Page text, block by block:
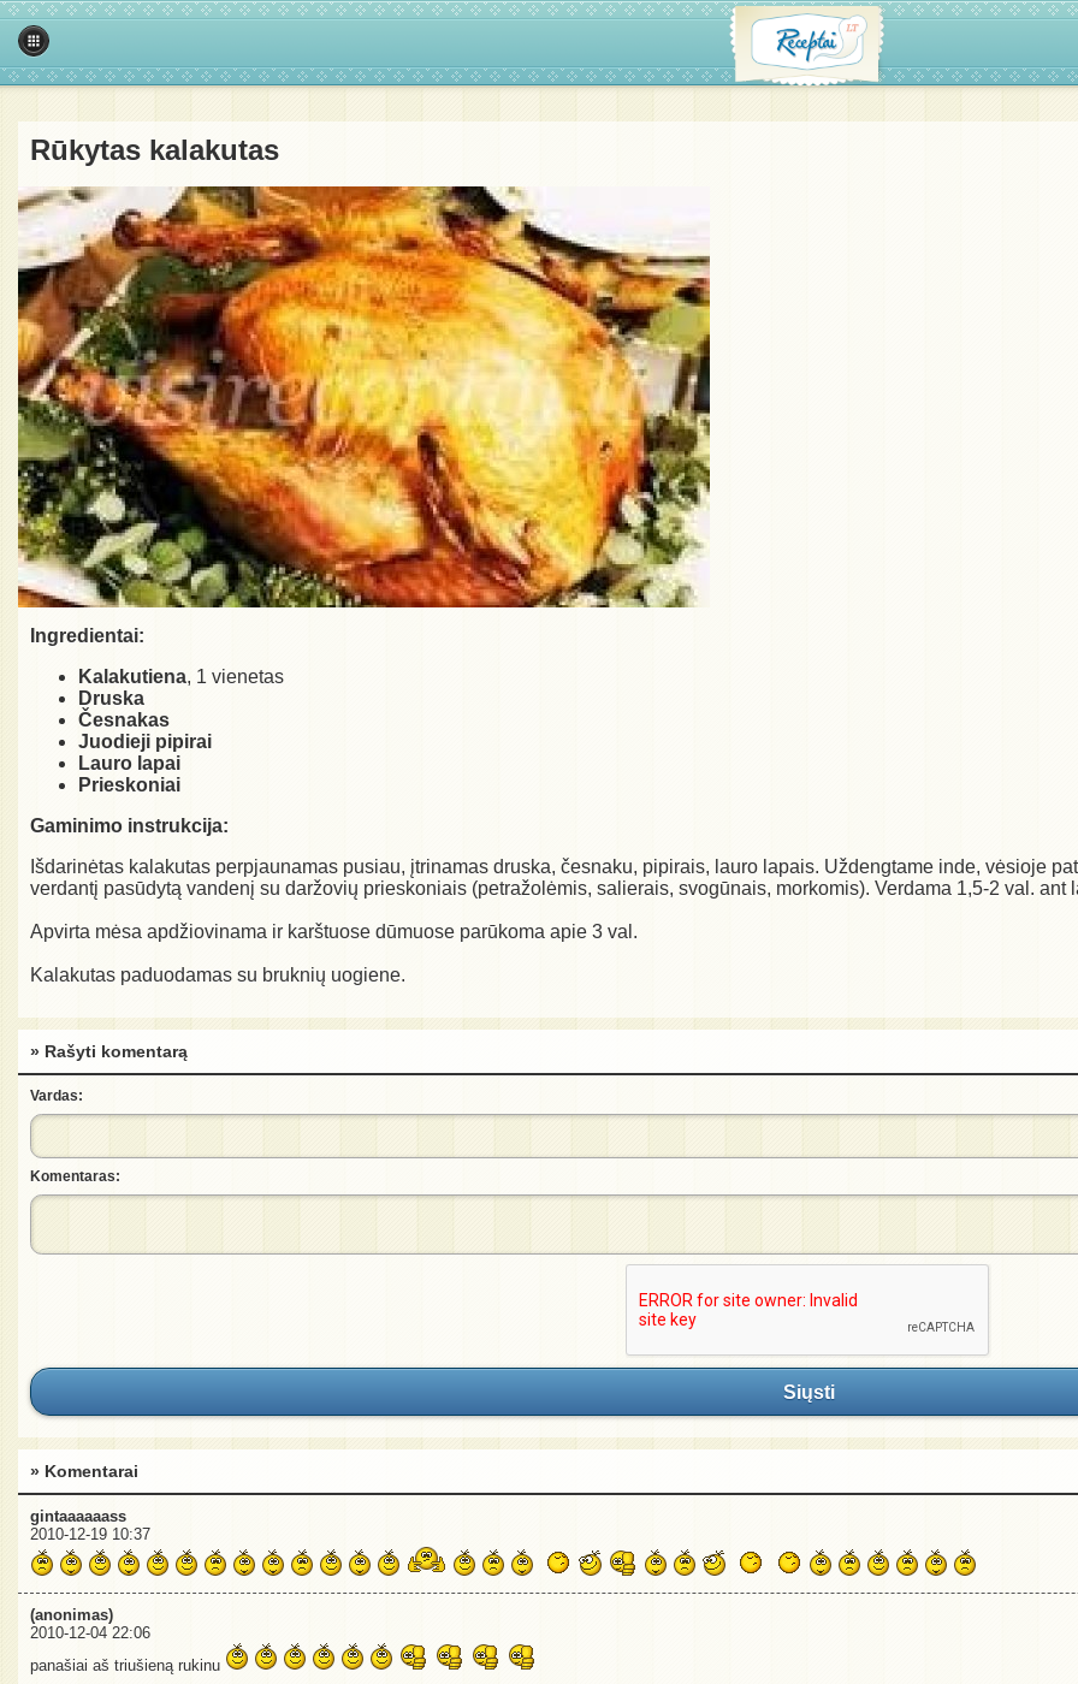
Rūkytas kalakutas
Ingredientai:
Kalakutiena, 1 vienetas
Druska
Česnakas
Juodieji pipirai
Lauro lapai
Prieskoniai
Gaminimo instrukcija:
Išdarinėtas kalakutas perpjaunamas pusiau, įtrinamas druska, česnaku, pipirais, lauro lapais. Uždengtame inde, vėsioje
verdantį pasūdytą vandenį su daržovių prieskoniais (petražolėmis, salierais, svogūnais, morkomis). Verdama 1,5-2 val. ant
Apvirta mėsa apdžiovinama ir karštuose dūmuose parūkoma apie 3 val.
Kalakutas paduodamas su bruknių uogiene.
» Rašyti komentarą
Vardas:
Komentaras:
Siųsti
» Komentarai
gintaaaaaass
2010-12-19 10:37
(anonimas)
2010-12-04 22:06
panašiai aš triušieną rukinu